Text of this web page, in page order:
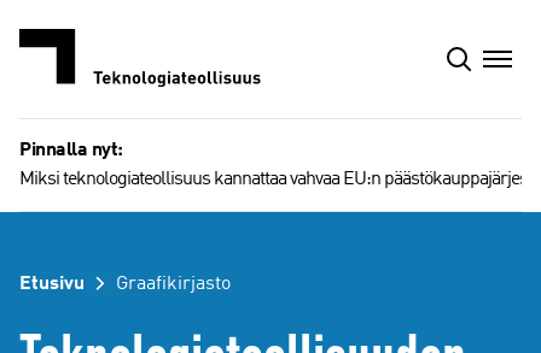
Pinnalla nyt:
Miksi teknologiateollisuus kannattaa vahvaa EU:n
Etusivu Graafikirjasto